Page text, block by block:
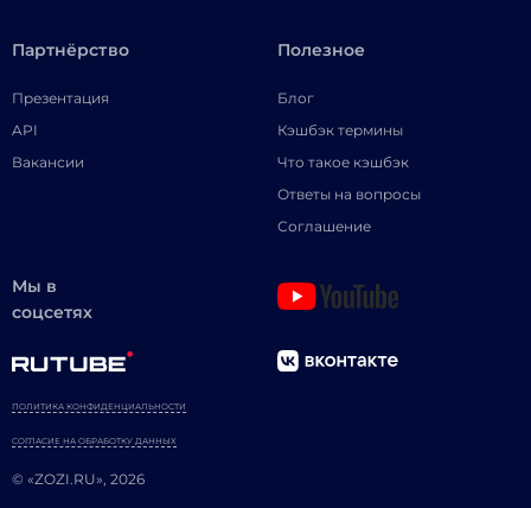
Партнёрство
Презентация
API
Вакансии
Полезное
Блог
Кэшбэк термины
Что такое кэшбэк
Ответы на вопросы
Соглашение
Мы в
соцсетях
© «ZOZI.RU», 2026
ПОЛИТИКА КОНФИДЕНЦИАЛЬНОСТИ
СОГЛАСИЕ НА ОБРАБОТКУ ДАННЫХ